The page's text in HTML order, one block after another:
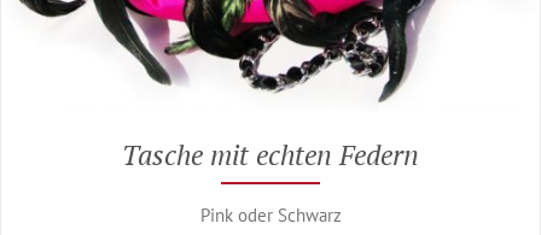
Tasche mit echten Federn
Pink oder Schwarz